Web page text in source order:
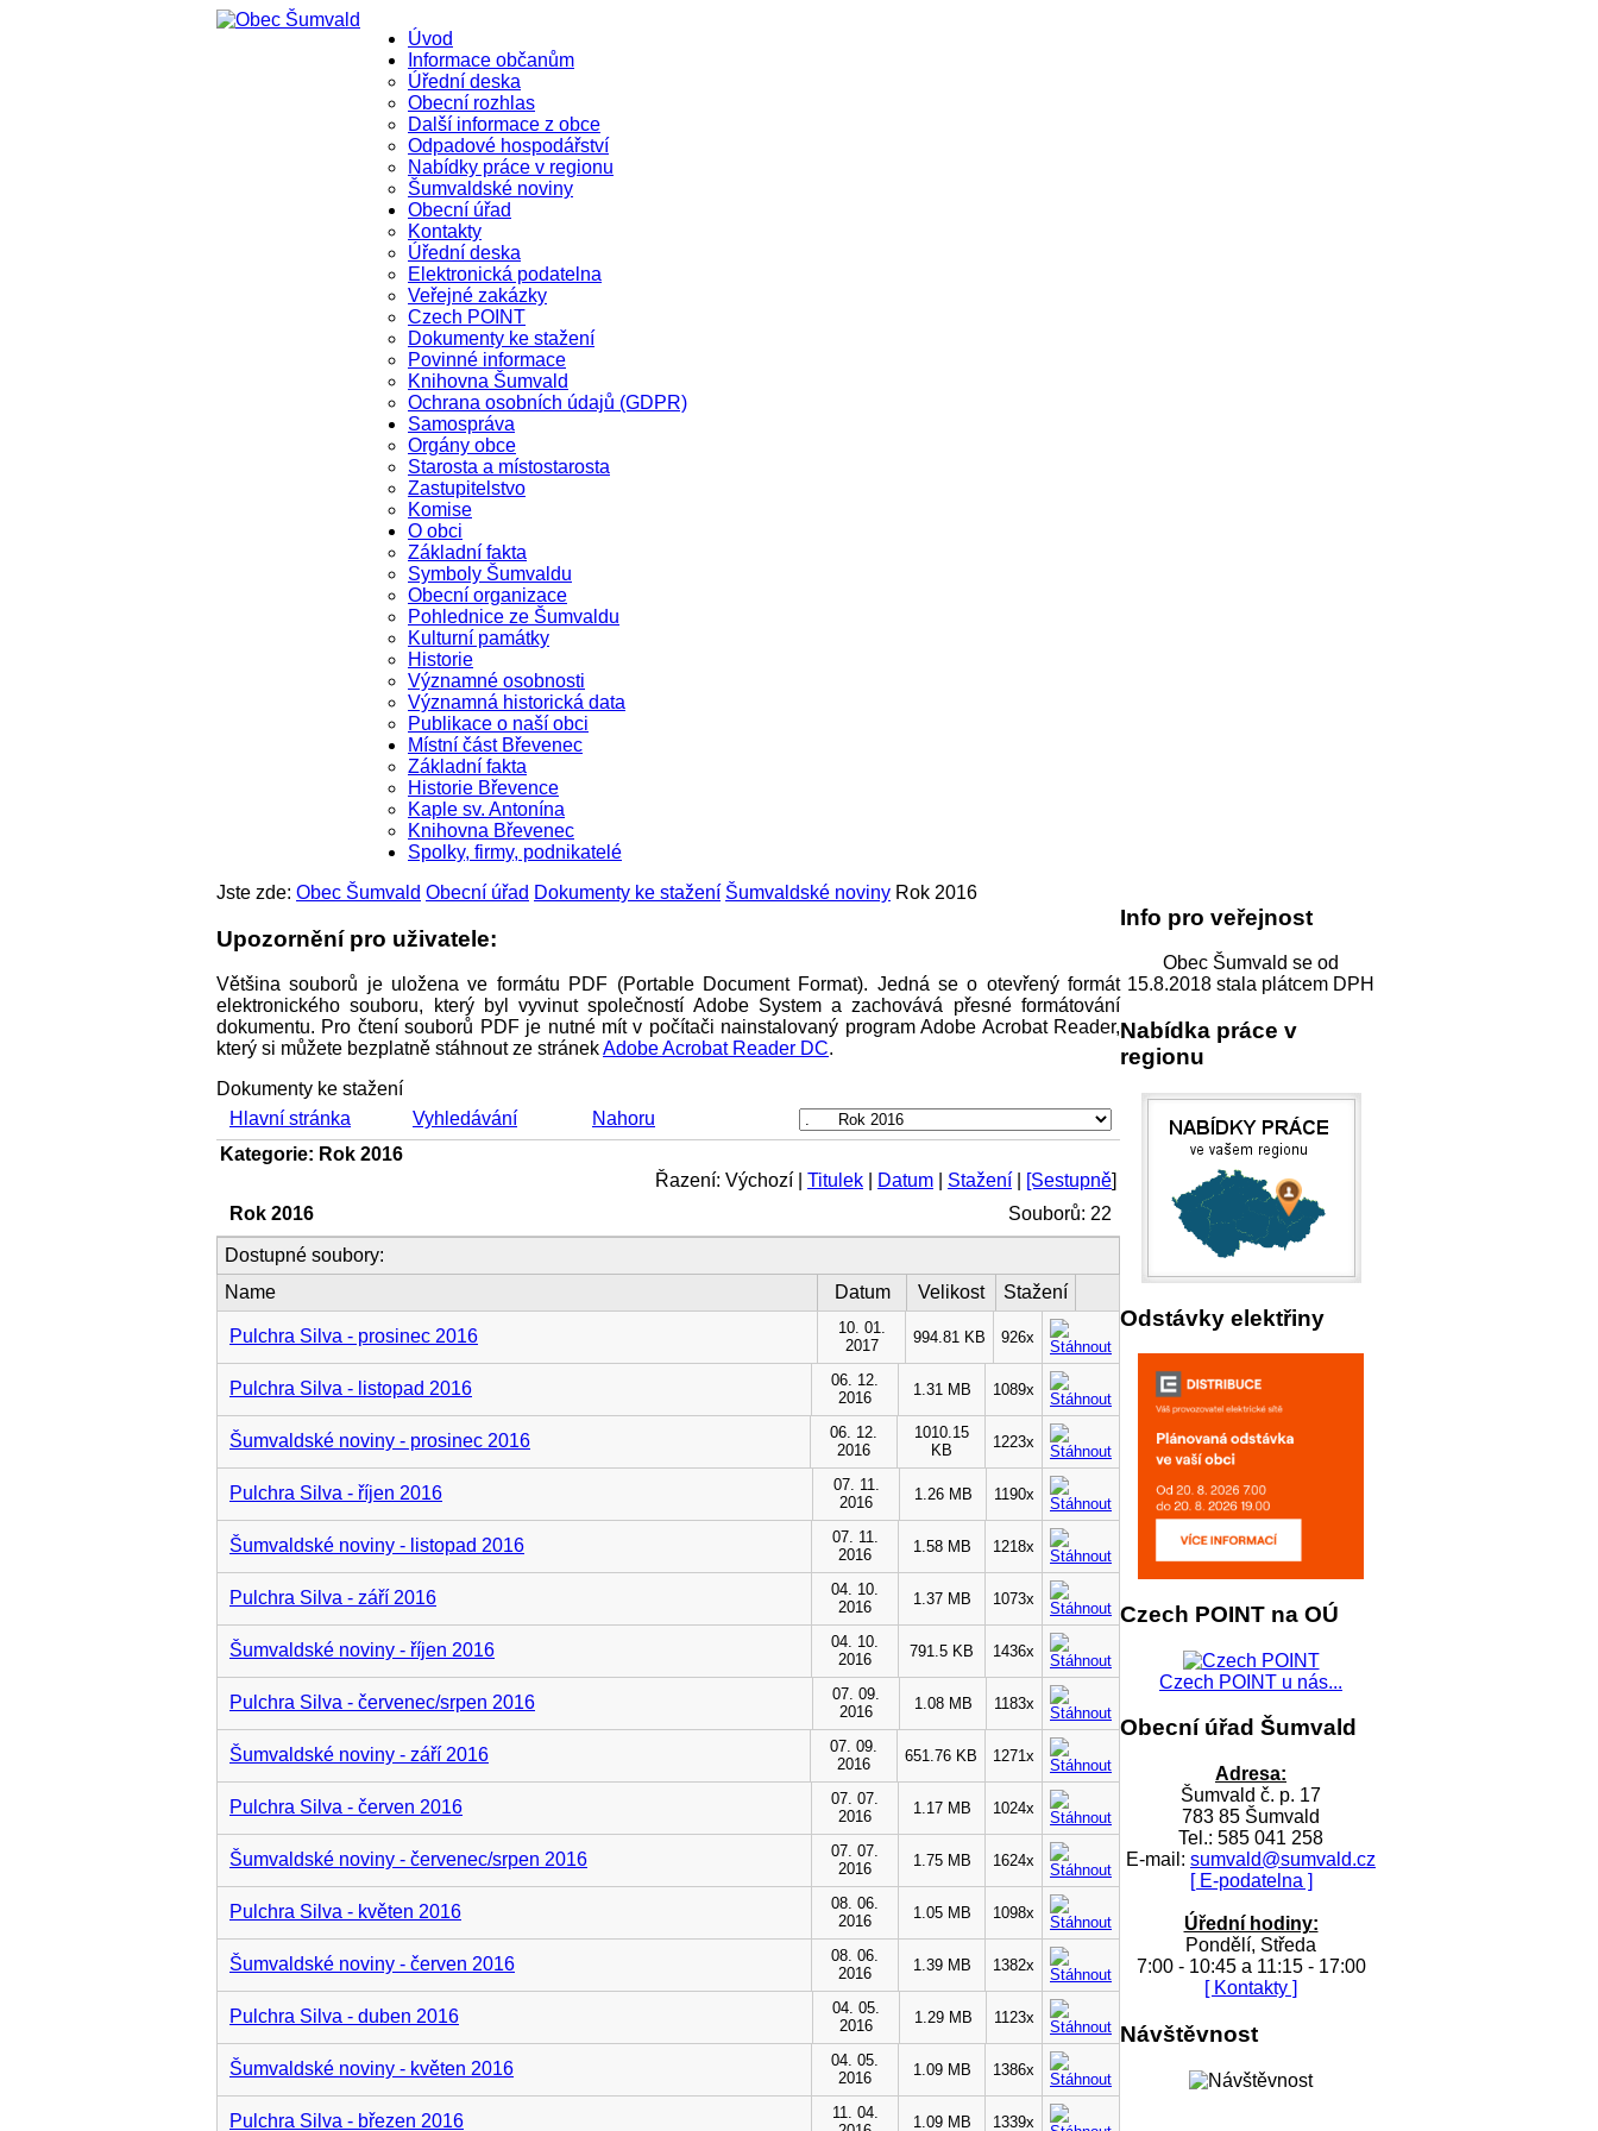
Úvod
Informace občanům
Úřední deska
Obecní rozhlas
Další informace z obce
Odpadové hospodářství
Nabídky práce v regionu
Šumvaldské noviny
Obecní úřad
Kontakty
Úřední deska
Elektronická podatelna
Veřejné zakázky
Czech POINT
Dokumenty ke stažení
Povinné informace
Knihovna Šumvald
Ochrana osobních údajů (GDPR)
Samospráva
Orgány obce
Starosta a místostarosta
Zastupitelstvo
Komise
O obci
Základní fakta
Symboly Šumvaldu
Obecní organizace
Pohlednice ze Šumvaldu
Kulturní památky
Historie
Významné osobnosti
Významná historická data
Publikace o naší obci
Místní část Břevenec
Základní fakta
Historie Břevence
Kaple sv. Antonína
Knihovna Břevenec
Spolky, firmy, podnikatelé
Jste zde: Obec Šumvald Obecní úřad Dokumenty ke stažení Šumvaldské noviny Rok 2016
Upozornění pro uživatele:
Většina souborů je uložena ve formátu PDF (Portable Document Format). Jedná se o otevřený formát
elektronického souboru, který byl vyvinut společností Adobe System a zachovává přesné formátování
dokumentu. Pro čtení souborů PDF je nutné mít v počítači nainstalovaný program Adobe Acrobat Reader,
který si můžete bezplatně stáhnout ze stránekAdobe Acrobat Reader DC.
Dokumenty ke stažení
Hlavní stránka
Vyhledávání
Nahoru
Kategorie: Rok 2016
Řazení: Výchozí | Titulek Datum Stažení [Sestupně]
Rok 2016
Souborů: 22
Dostupné soubory:
Name
Datum Velikost Stažení
Pulchra Silva - prosinec 2016
10. 01.
2017
994.81 KB 926x
Pulchra Silva - listopad 2016
06. 12.
2016
1.31 MB 1089x
Šumvaldské noviny - prosinec 2016
06. 12.
2016
1010.15
KB
1223x
Pulchra Silva - říjen 2016
07. 11.
2016
1.26 MB 1190x
Šumvaldské noviny - listopad 2016
07. 11.
2016
1.58 MB 1218x
Pulchra Silva - září 2016
04. 10.
2016
1.37 MB 1073x
Šumvaldské noviny - říjen 2016
04. 10.
2016
791.5 KB 1436x
Pulchra Silva - červenec/srpen 2016
07. 09.
2016
1.08 MB 1183x
Šumvaldské noviny - září 2016
07. 09.
2016
651.76 KB 1271x
Pulchra Silva - červen 2016
07. 07.
2016
1.17 MB 1024x
Šumvaldské noviny - červenec/srpen 2016
07. 07.
2016
1.75 MB 1624x
Pulchra Silva - květen 2016
08. 06.
2016
1.05 MB 1098x
Šumvaldské noviny - červen 2016
08. 06.
2016
1.39 MB 1382x
Pulchra Silva - duben 2016
04. 05.
2016
1.29 MB 1123x
Šumvaldské noviny - květen 2016
04. 05.
2016
1.09 MB 1386x
Pulchra Silva - březen 2016
11. 04.
1.09 MB 1339x
Info pro veřejnost
Obec Šumvald se od
15.8.2018 stala plátcem DPH
Nabídka práce v
regionu
Odstávky elektřiny
Czech POINT na OÚ
Czech POINT u nás...
Obecní úřad Šumvald
Adresa:
Šumvald č. p. 17
783 85 Šumvald
Tel.: 585 041 258
E-mail: sumvald@sumvald.cz
[ E-podatelna ]
Úřední hodiny:
Pondělí, Středa
7:00 - 10:45 a 11:15 - 17:00
[ Kontakty ]
Návštěvnost